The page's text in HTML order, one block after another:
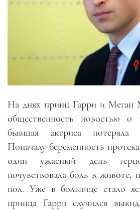
На днях принц Гарри и Меган
общественность новостью
бывшая актриса потеряла
Поначалу беременность
один ужасный день
почувствовала боль в животе,
пол. Уже в больнице стало
принца Гарри случился